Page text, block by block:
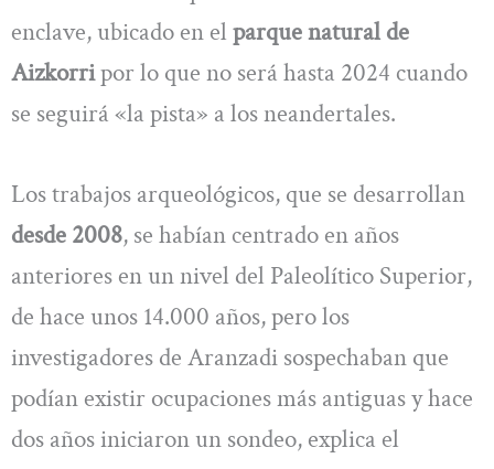
enclave, ubicado en el parque natural de
Aizkorripor lo que no será hasta 2024 cuando
se seguirá «la pista» a los neandertales.
Los trabajos arqueológicos, que se desarrollan
desde 2008, se habían centrado en años
anteriores en un nivel del Paleolítico Superior,
de hace unos 14.000 años, pero los
investigadores de Aranzadi sospechaban que
podían existir ocupaciones más antiguas y hace
dos años iniciaron un sondeo, explica el